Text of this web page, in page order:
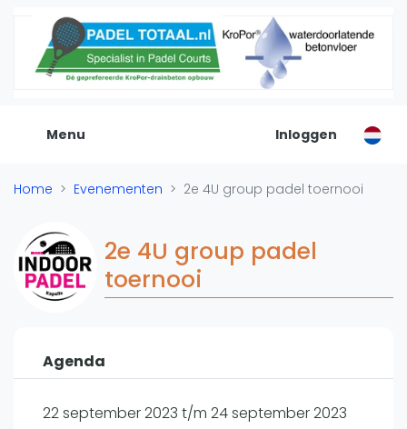
Menu
De Padel Gids
Alle padel locaties
Organisatie
Banenbouwers
Reserveringssystemen
Padelscholen
Toevoegen data
Padel
Nieuws
Inloggen
Home Evenementen 2e 4U group padel toernooi
2e 4U group padel
toernooi
Agenda
22 september 2023 t/m 24 september 2023